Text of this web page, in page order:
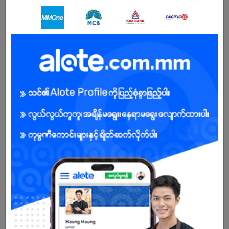
About Our Company
SKY Mobile (Yuzana Plaza,Yangon) အား ၂၀၁၀ တွင် စတင်တည်ထောင်ခဲ့
ပြီး Phone Spare Parts ပစည်းအမျိုးမျိုးကို မြန်မာနိုင်ငံအနှံအပြားသို့
လက်လီ၊လက်ကား ဖြန့်ဖြူးရောင်းချနေသော လုပ်ငန်း ဖြစ်သည်။ ဖုန်းပြုပြင်
ကျော် ရှိပြီး ဆိုင်ခွဲ (၄) ခုဖြင့်လည်ပတ်လျှက်ရှိသည်။ယုဇနပလာဇာ၊မြောက်ဥ
ကလာနှင့် လှိုင်သာယာမြို့နယ်တို့တွင် ဖွင့်လှစ်ရောင်း ချလျှက်ရှိသည်။
မြန်မာနိုင်ငံရှိ ဖုန်း Service ဆိုင်များနှင့် နှင့် Spare Parts အရောင်းဆိုင်များ
သို့ လက်လီ၊ လက်ကားရောင်းချပေးခြင်းဖြင့်မြန်မာပြည်သူ၊ပြည်သားများမိမိတို့
ဖုန်းများအားစိတ်ကြိုက်ပြန်လည်ပြင်ဆင်ပြီး အသုံးပြုနိုင်သည့်အထောက်ပံ့
များရရှိစေနိုင်သည်။ မြန်မာပြည်တွင် ထိပ်တန်းစာရင်းဝင် Phone Spare
Parts အရောင်းဆိုင်တစ်ခု အဖြစ် လည်ပတ်လျှက်ရှိပြီး ရေရှည်တည်တံ့ ခိုင်မာ
နိုင်အောင် ကြိုးပမ်းလျှက်ရှိသည်။
Already Expired
Don't have an account?